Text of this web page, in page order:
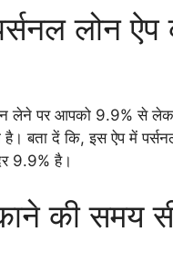
लोन ऐप
लेने पर आपको 9.9% से
है। बता दें कि, इस ऐप में
9.9% है।
की समय